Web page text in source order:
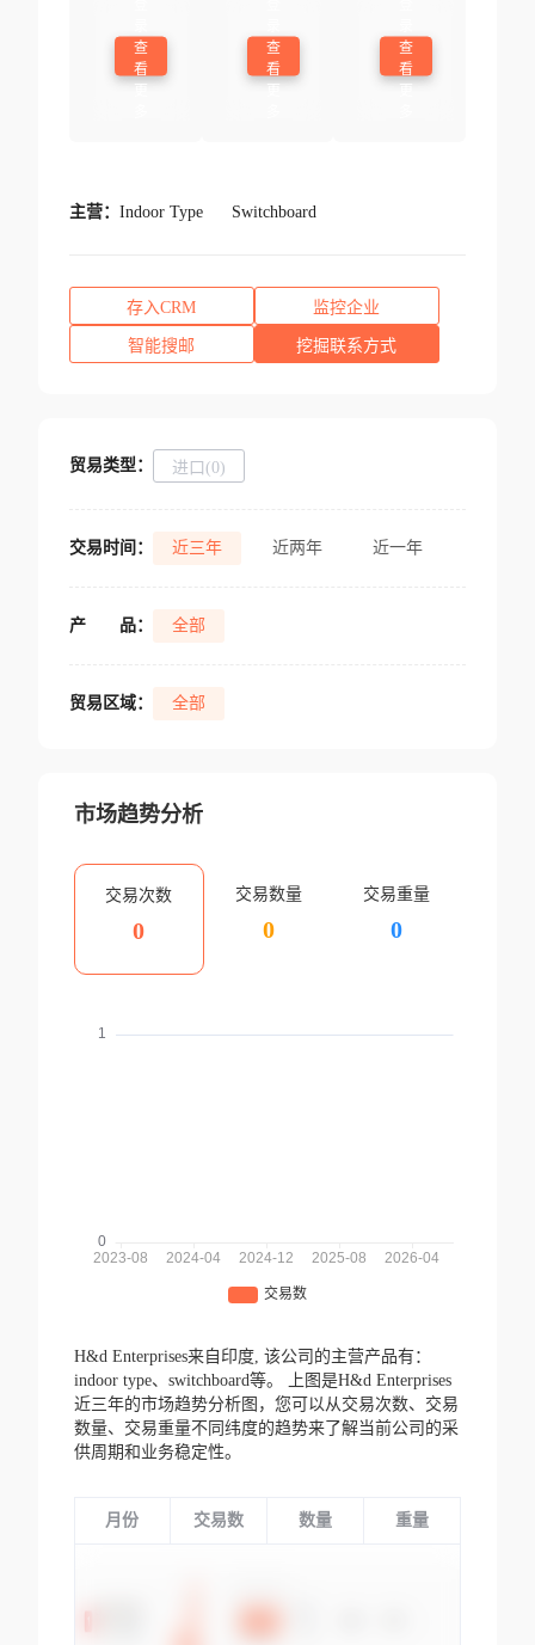
查
看
查
看
查
看
主营： Indoor Type Switchboard
存入CRM 监控企业
智能搜邮 挖掘联系方式
贸易类型： 进口(0)
交易时间： 近三年 近两年 近一年
产 品： 全部
贸易区域： 全部
市场趋势分析
交易次数
0
交易数量
0
交易重量
0
H&d Enterprises来自印度, 该公司的主营产品有：
indoor type、switchboard等。
上图是H&d Enterprises
近三年的市场趋势分析图，您可以从交易次数、交易
数量、交易重量不同纬度的趋势来了解当前公司的采
供周期和业务稳定性。
月份 交易数 数量 重量